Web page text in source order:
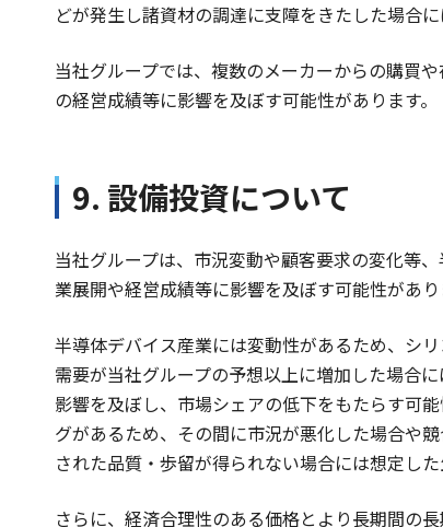
どが発生し諸資材の調達に支障をきたした場合
当社グループでは、複数のメーカーからの購買
の経営成績等に影響を及ぼす可能性があります。
9. 設備投資について
当社グループは、市況変動や顧客要求の変化等
業展開や経営成績等に影響を及ぼす可能性があり
半導体デバイス産業には変動性があるため、シ
需要が当社グループの予想以上に増加した場合
影響を及ぼし、市場シェアの低下をもたらす可
グがあるため、その間に市況が悪化した場合や
された品質・歩留が得られない場合には想定し
さらに、経済合理性のある価格とより長期間の